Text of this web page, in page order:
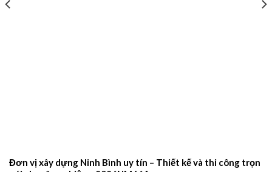
Đơn vị xây dựng Ninh Bình uy tín – Thiết kế và thi công trọn